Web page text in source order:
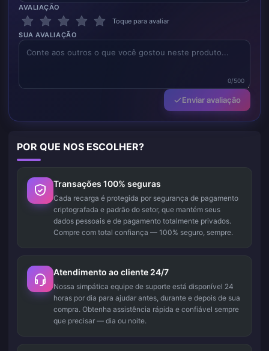
AVALIAÇÃO
Toque para avaliar
SUA AVALIAÇÃO
0/500
Enviar avaliação
POR QUE NOS ESCOLHER?
Transações 100% seguras
Cada recarga é protegida por segurança de pagamento
criptografada e padrão do setor, que mantém seus
dados pessoais e de pagamento totalmente privados.
Compre com total confiança — 100% seguro, sempre.
Atendimento ao cliente 24/7
Nossa simpática equipe de suporte está disponível 24
horas por dia para ajudar antes, durante e depois de sua
compra. Obtenha assistência rápida e confiável sempre
que precisar — dia ou noite.